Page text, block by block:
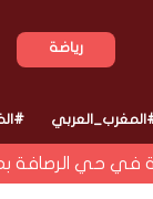
رياضة
حي الرصافة